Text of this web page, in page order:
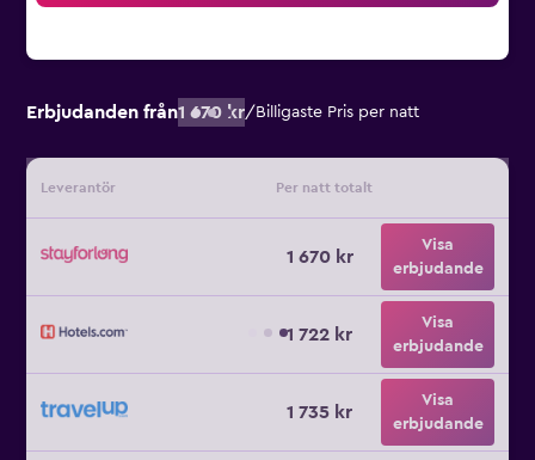
Erbjudanden från1 670 kr/ Billigaste Pris per natt
Leverantör Per natt totalt
1 670 kr
Visa
erbjudande
1 722 kr
Visa
erbjudande
1 735 kr
Visa
erbjudande